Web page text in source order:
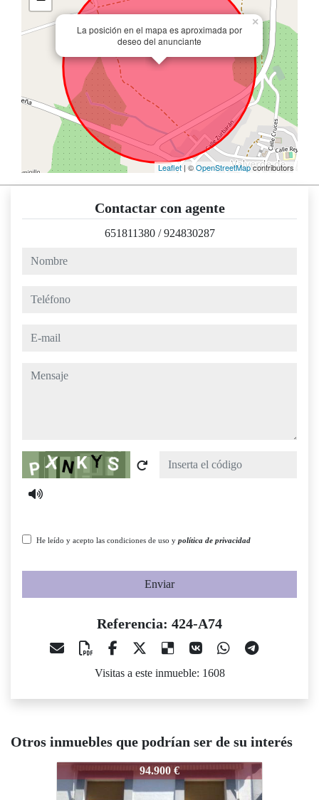
La posición en el mapa es aproximada por
deseo del anunciante
×
Leaflet| ©OpenStreetMapcontributors
Contactar con agente
651811380 /924830287
nombre
teléfono
e-mail
mensaje
Captcha
He leído y acepto las condiciones de uso y política de privacidad
Enviar
Referencia: 424-A74
Visitas a este inmueble: 1608
Otros inmuebles que podrían ser de su interés
424-A74
94.900 €
424-A74 115.000 €